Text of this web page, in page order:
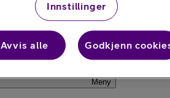
Meny
Innstillinger
Avvis alle Godkjenn